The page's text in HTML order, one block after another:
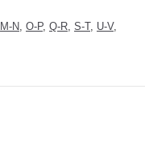
M-N, O-P, Q-R, S-T, U-V,